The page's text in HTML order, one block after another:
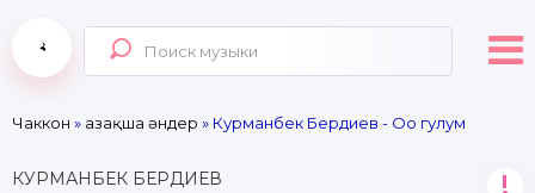
Чаккон » Қазақша әндер » Курманбек Бердиев - Оо гулум
КУРМАНБЕК БЕРДИЕВ !